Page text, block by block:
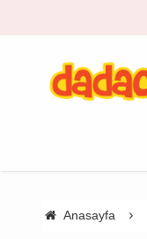
Anasayfa